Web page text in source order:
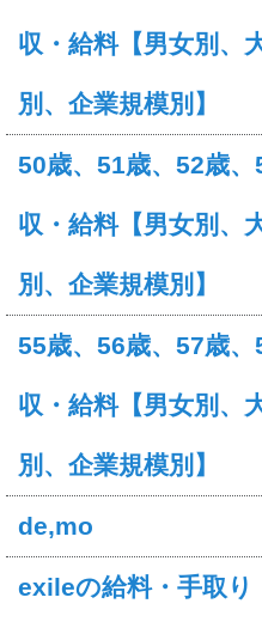
収・給料【男女別、
別、企業規模別】
50歳、51歳、52歳
収・給料【男女別、
別、企業規模別】
55歳、56歳、57歳
収・給料【男女別、
別、企業規模別】
de,mo
exileの給料・手取